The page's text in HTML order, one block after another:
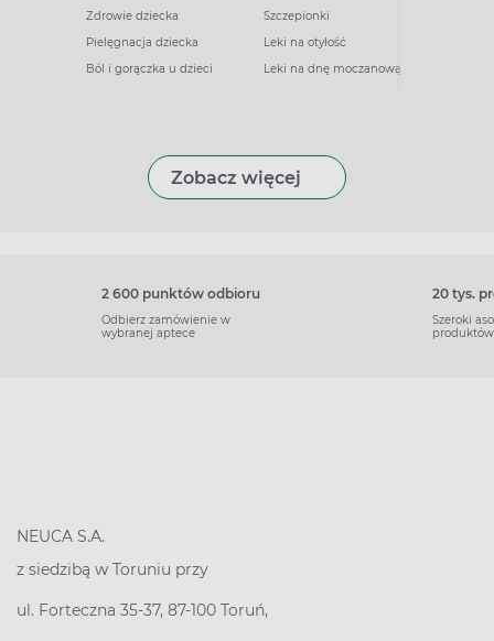
Zdrowie dziecka
Pielęgnacja dziecka
Ból i gorączka u dzieci
Szczepionki
Leki na otyłość
Leki na dnę moczanową
Zobacz więcej
2 600 punktów odbioru
Odbierz zamówienie w
wybranej aptece
20 tys.
Szeroki
produktów
NEUCA S.A.
z siedzibą w Toruniu przy
ul. Forteczna 35-37, 87-100 Toruń,